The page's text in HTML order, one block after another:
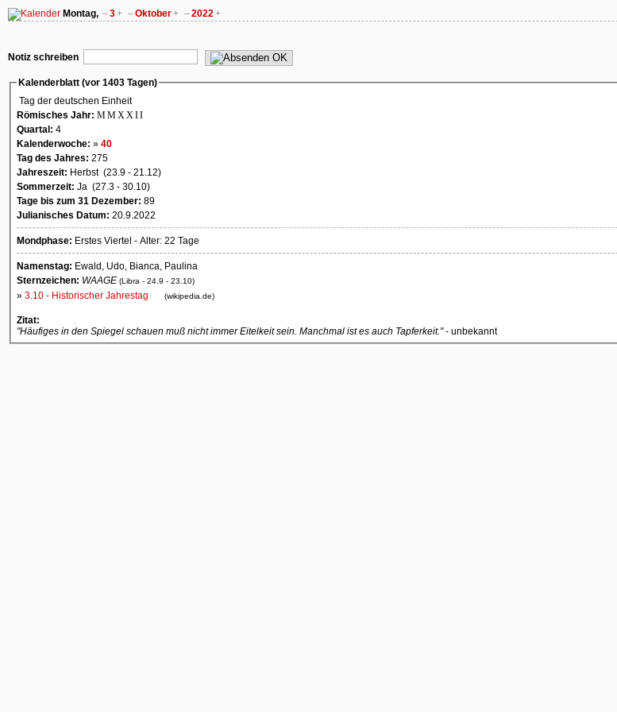
Montag, –3+ –Oktober+ –2022+
Notiz schreiben OK
Kalenderblatt (vor 1403 Tagen)
Tag der deutschen Einheit
Römisches Jahr: MMXXII
Quartal: 4
Kalenderwoche: » 40
Tag des Jahres: 275
Jahreszeit: Herbst (23.9 - 21.12)
Sommerzeit: Ja (27.3 - 30.10)
Tage bis zum 31 Dezember: 89
Julianisches Datum: 20.9.2022
Mondphase: Erstes Viertel - Alter: 22 Tage
Namenstag: Ewald, Udo, Bianca, Paulina
Sternzeichen: WAAGE (Libra - 24.9 - 23.10)
» 3.10 - Historischer Jahrestag (wikipedia.de)
Zitat:
"Häufiges in den Spiegel schauen muß nicht immer Eitelkeit sein. Manchmal ist es auch Tapferkeit."- unbekannt